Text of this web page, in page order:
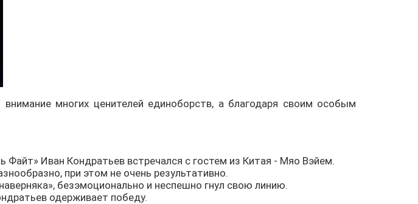
многих ценителей единоборств, а благодаря своим особым
Иван Кондратьев встречался с гостем из Китая - Мяо Вэйем.
при этом не очень результативно.
безэмоционально и неспешно гнул свою линию.
одерживает победу.